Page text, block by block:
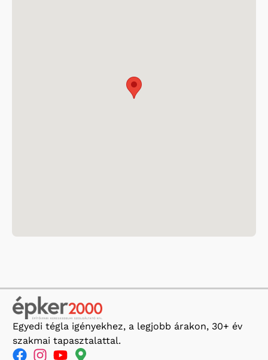
Egyedi tégla igényekhez, a legjobb árakon, 30+ év
szakmai tapasztalattal.